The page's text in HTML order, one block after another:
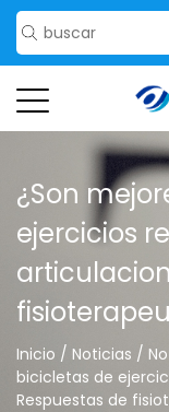
¿Son
ejercicios
Inicio / Noticias /
bicicletas de
Respuestas de